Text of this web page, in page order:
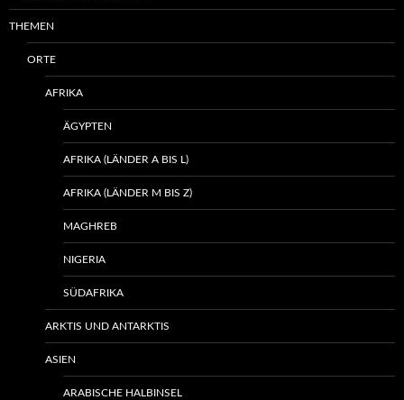
THEMEN
ORTE
AFRIKA
ÄGYPTEN
AFRIKA (LÄNDER A BIS L)
AFRIKA (LÄNDER M BIS Z)
MAGHREB
NIGERIA
SÜDAFRIKA
ARKTIS UND ANTARKTIS
ASIEN
ARABISCHE HALBINSEL